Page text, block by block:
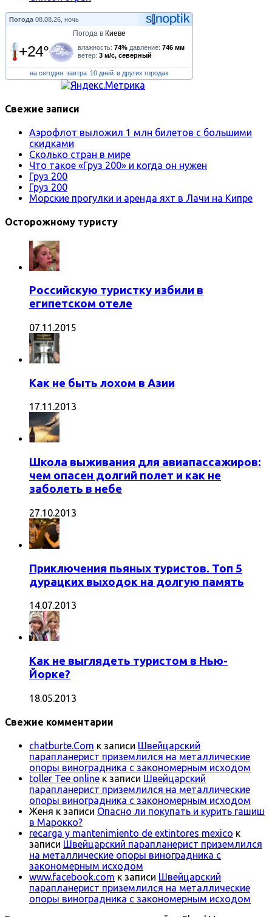
Погода 08.08.26, ночь
Погода в Киеве
+24° влажность: 74% давление: 746 мм
ветер: 3 м/с, северный
на сегодня завтра 10 дней в других городах
Свежие записи
Аэрофлот выложил 1 млн билетов с большими
скидками
Сколько стран в мире
Что такое «Груз 200» и когда он нужен
Груз 200
Груз 200
Морские прогулки и аренда яхт в Лачи на Кипре
Осторожному туристу
Российскую туристку избили в
египетском отеле
07.11.2015
Как не быть лохом в Азии
17.11.2013
Школа выживания для авиапассажиров:
чем опасен долгий полет и как не
заболеть в небе
27.10.2013
Приключения пьяных туристов. Топ 5
дурацких выходок на долгую память
14.07.2013
Как не выглядеть туристом в Нью-
Йорке?
18.05.2013
Свежие комментарии
chatburte.Com к записи Швейцарский
парапланерист приземлился на металлические
опоры виноградника с закономерным исходом
toller Tee online к записи Швейцарский
парапланерист приземлился на металлические
опоры виноградника с закономерным исходом
Женя к записи Опасно ли покупать и курить гашиш
в Марокко?
recarga y mantenimiento de extintores mexico к
записи Швейцарский парапланерист приземлился
на металлические опоры виноградника с
закономерным исходом
www.facebook.com к записи Швейцарский
парапланерист приземлился на металлические
опоры виноградника с закономерным исходом